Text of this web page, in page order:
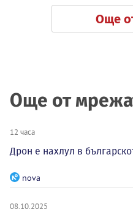
Още
Още от
12 часа
Дрон е нахлул в
nova
08.10.2025